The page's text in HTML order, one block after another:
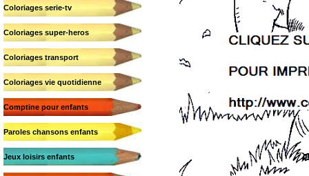
Coloriages serie-tv
Coloriages super-heros
Coloriages transport
Coloriages vie quotidienne
Comptine pour enfants
Paroles chansons enfants
Jeux loisirs enfants